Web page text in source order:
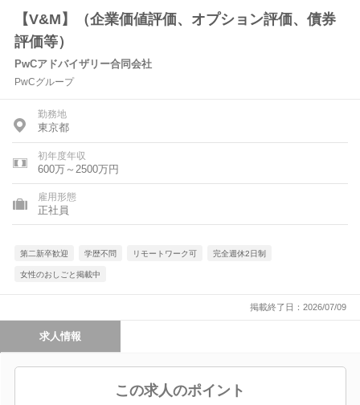
【V&M】（企業価値評価、オプション評価、債券
評価等）
PwCアドバイザリー合同会社
PwCグループ
勤務地
東京都
初年度年収
600万～2500万円
雇用形態
正社員
第二新卒歓迎 学歴不問 リモートワーク可 完全週休2日制
女性のおしごと掲載中
掲載終了日：2026/07/09
求人情報
この求人のポイント